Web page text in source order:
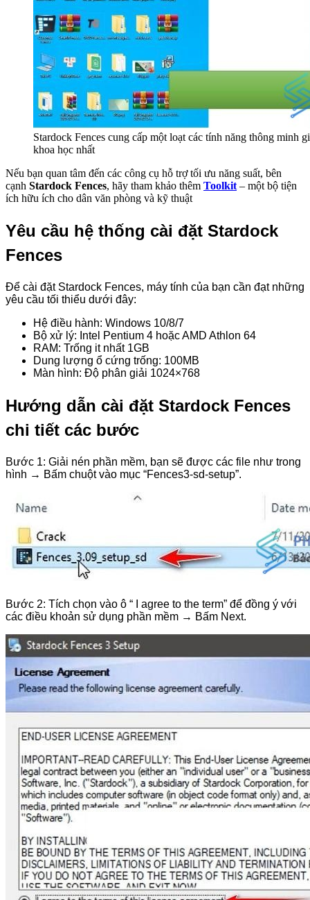
Stardock Fences cung cấp một loạt các tính năng thông minh
khoa học nhất
Nếu bạn quan tâm đến các công cụ hỗ trợ tối ưu năng suất, bên
cạnh Stardock Fences, hãy tham khảo thêm Toolkit – một bộ tiện
ích hữu ích cho dân văn phòng và kỹ thuật
Yêu cầu hệ thống cài đặt Stardock
Fences
Để cài đặt Stardock Fences, máy tính của bạn cần đạt những
yêu cầu tối thiểu dưới đây:
Hệ điều hành: Windows 10/8/7
Bộ xử lý: Intel Pentium 4 hoặc AMD Athlon 64
RAM: Trống it nhất 1GB
Dung lượng ổ cứng trống: 100MB
Màn hình: Độ phân giải 1024×768
Hướng dẫn cài đặt Stardock Fences
chi tiết các bước
Bước 1: Giải nén phần mềm, bạn sẽ được các file như trong
hình → Bấm chuột vào mục “Fences3-sd-setup”.
Bước 2: Tích chọn vào ô “ I agree to the term” để đồng ý với
các điều khoản sử dụng phần mềm → Bấm Next.